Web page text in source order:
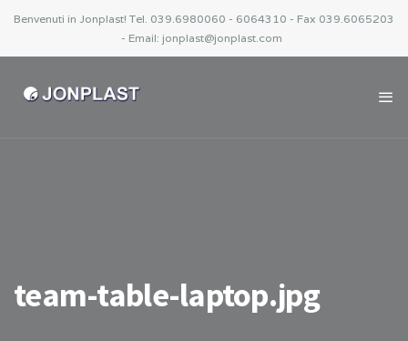
Benvenuti in Jonplast! Tel. 039.6980060 - 6064310 - Fax 039.6065203
- Email: jonplast@jonplast.com
team-table-laptop.jpg